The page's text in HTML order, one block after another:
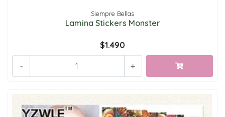
Siempre Bellas
Lamina Stickers Monster
$1.490
+
-